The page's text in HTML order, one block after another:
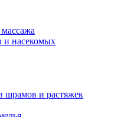
и насекомых
шрамов и растяжек